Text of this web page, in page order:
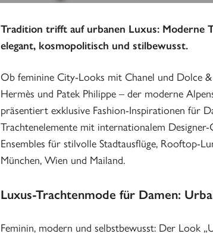
Tradition trifft auf urbanen Luxus: Moderne
elegant, kosmopolitisch und stilbewusst.
Ob feminine City-Looks mit Chanel und Dolce
Hermès und Patek Philippe – der moderne
präsentiert exklusive Fashion-Inspirationen für
Trachtenelemente mit internationalem
Ensembles für stilvolle Stadtausflüge, Rooftop-
München, Wien und Mailand.
Luxus-Trachtenmode für Damen:
Feminin, modern und selbstbewusst: Der Look